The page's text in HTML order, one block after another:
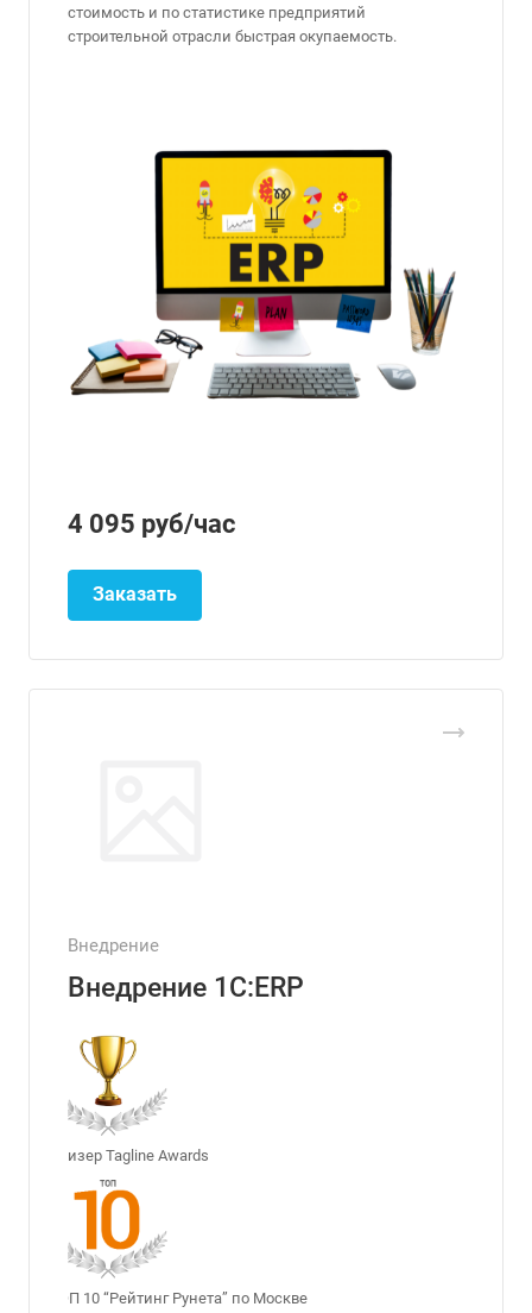
стоимость и по статистике предприятий
строительной отрасли быстрая окупаемость.
4 095 руб/час
Заказать
Внедрение
Внедрение 1С:ERP
Призер Tagline Awards
ТОП 10 “Рейтинг Рунета” по Москве